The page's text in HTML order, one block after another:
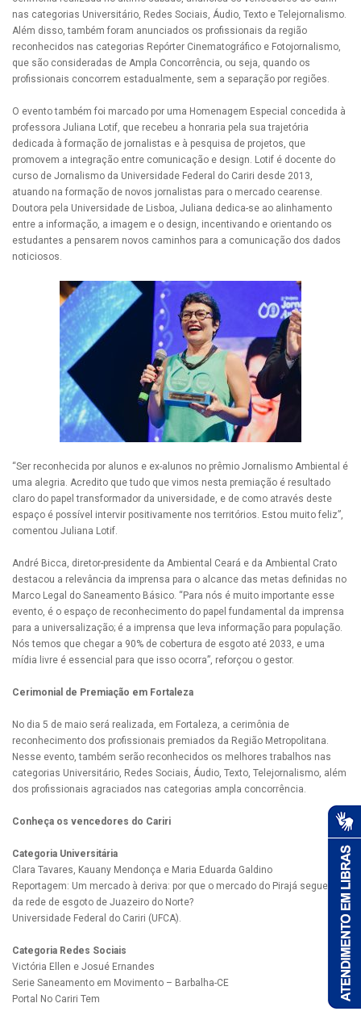
nas categorias Universitário, Redes Sociais, Áudio, Texto e Telejornalismo.
Além disso, também foram anunciados os profissionais da região
reconhecidos nas categorias Repórter Cinematográfico e Fotojornalismo,
que são consideradas de Ampla Concorrência, ou seja, quando os
profissionais concorrem estadualmente, sem a separação por regiões.
O evento também foi marcado por uma Homenagem Especial concedida à
professora Juliana Lotif, que recebeu a honraria pela sua trajetória
dedicada à formação de jornalistas e à pesquisa de projetos, que
promovem a integração entre comunicação e design. Lotif é docente do
curso de Jornalismo da Universidade Federal do Cariri desde 2013,
atuando na formação de novos jornalistas para o mercado cearense.
Doutora pela Universidade de Lisboa, Juliana dedica-se ao alinhamento
entre a informação, a imagem e o design, incentivando e orientando os
estudantes a pensarem novos caminhos para a comunicação dos dados
noticiosos.
“Ser reconhecida por alunos e ex-alunos no prêmio Jornalismo Ambiental é
uma alegria. Acredito que tudo que vimos nesta premiação é resultado
claro do papel transformador da universidade, e de como através deste
espaço é possível intervir positivamente nos territórios. Estou muito feliz”,
comentou Juliana Lotif.
André Bicca, diretor-presidente da Ambiental Ceará e da Ambiental Crato
destacou a relevância da imprensa para o alcance das metas definidas no
Marco Legal do Saneamento Básico. “Para nós é muito importante esse
evento, é o espaço de reconhecimento do papel fundamental da imprensa
para a universalização; é a imprensa que leva informação para população.
Nós temos que chegar a 90% de cobertura de esgoto até 2033, e uma
mídia livre é essencial para que isso ocorra”, reforçou o gestor.
Cerimonial de Premiação em Fortaleza
No dia 5 de maio será realizada, em Fortaleza, a cerimônia de
reconhecimento dos profissionais premiados da Região Metropolitana.
Nesse evento, também serão reconhecidos os melhores trabalhos nas
categorias Universitário, Redes Sociais, Áudio, Texto, Telejornalismo, além
dos profissionais agraciados nas categorias ampla concorrência.
Conheça os vencedores do Cariri
Categoria Universitária
Clara Tavares, Kauany Mendonça e Maria Eduarda Galdino
Reportagem: Um mercado à deriva: por que o mercado do Pirajá segue fora
da rede de esgoto de Juazeiro do Norte?
Universidade Federal do Cariri (UFCA).
Categoria Redes Sociais
Victória Ellen e Josué Ernandes
Serie Saneamento em Movimento – Barbalha-CE
Portal No Cariri Tem